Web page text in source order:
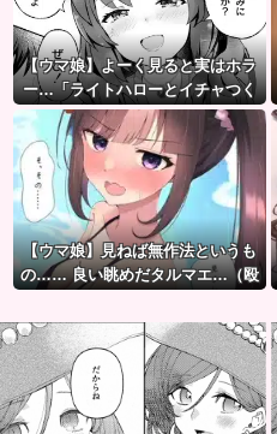
【ウマ娘】よーく見ると実はホラ
ー…「ライトハローとイチャつく
スティルトレ漫画」
【ウマ娘】見ねば無作法というも
の…… 良い眺めだタルマエ…（殴